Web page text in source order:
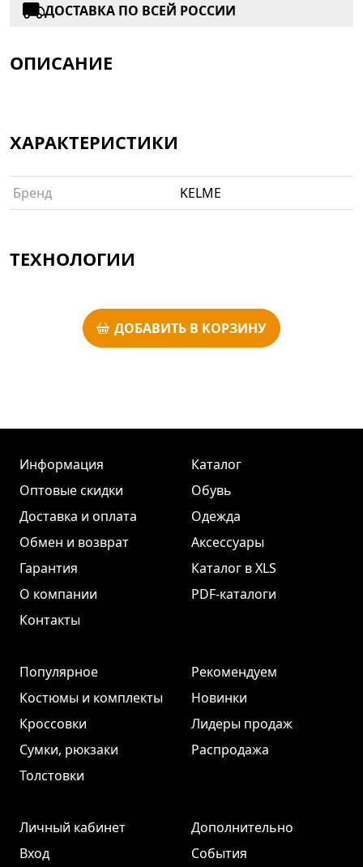
ДОСТАВКА ПО ВСЕЙ РОССИИ
ОПИСАНИЕ
ХАРАКТЕРИСТИКИ
Бренд KELME
ТЕХНОЛОГИИ
ДОБАВИТЬ В КОРЗИНУ
Информация
Оптовые скидки
Доставка и оплата
Обмен и возврат
Гарантия
О компании
Контакты
Каталог
Обувь
Одежда
Аксессуары
Каталог в XLS
PDF-каталоги
Популярное
Костюмы и комплекты
Кроссовки
Сумки, рюкзаки
Толстовки
Рекомендуем
Новинки
Лидеры продаж
Распродажа
Личный кабинет
Вход
Дополнительно
События